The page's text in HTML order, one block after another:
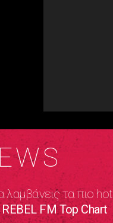
λαμβάνεις τα πιο hot
REBEL FM Top Chart